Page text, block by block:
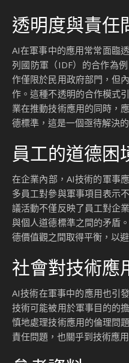
透明度與責任
AI在軍事中的應用常常面臨
列國防軍（IDF）的合作為
作僅限於民用政府部門，但
作。這種不透明的合作模式
業在推動技術應用的同時，
德標準，這是一個亟待解決
員工的道德困
在企業內部，AI技術的軍事
多員工對參與軍事項目表示
議活動不僅反映了員工對企
與個人道德標準之間的矛盾
德價值觀之間取得平衡，以
社會對技術應
AI技術在軍事中的應用也引
技術可能被用於軍事目的的
慎地處理技術應用的倫理問
責任問題，也關乎到技術應